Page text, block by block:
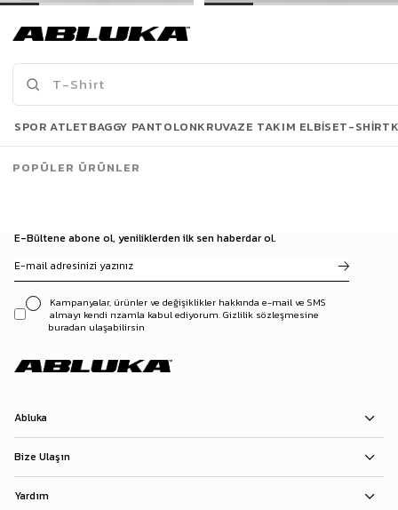
399,00 TL
739,90 TL
Son Bakılanlar
E-Bültene abone ol, yeniliklerden ilk sen haberdar ol.
Kampanyalar, ürünler ve değişiklikler hakkında e-mail ve SMS
almayı kendi rızamla kabul ediyorum. Gizlilik sözleşmesine
buradan ulaşabilirsin
Abluka
Bize Ulaşın
Yardım
SPOR ATLETBAGGY PANTOLONKRUVAZE TAKIM ELBISET-SHIRT
POPÜLER ÜRÜNLER